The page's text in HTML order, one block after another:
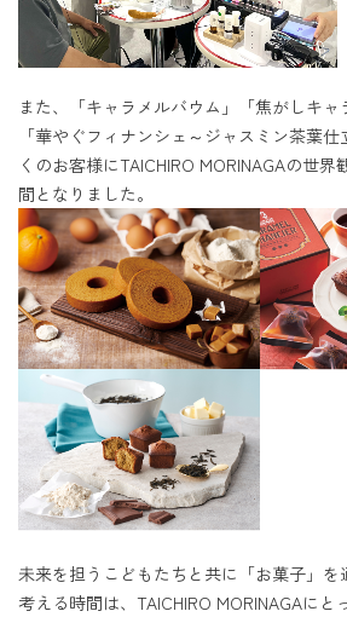
また、「キャラメルバウム」「焦がしキャ
「華やぐフィナンシェ～ジャスミン茶葉
くのお客様にTAICHIRO MORINAGAの世界
間となりました。
未来を担うこどもたちと共に「お菓子」を
考える時間は、TAICHIRO MORINAGAに